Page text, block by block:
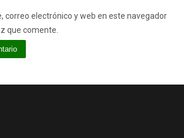
correo electrónico y web en este navegador
que comente.